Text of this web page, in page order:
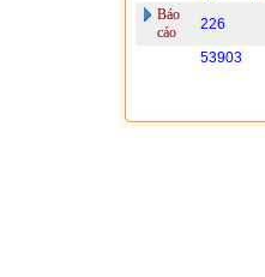
Báo
cáo
226
53903